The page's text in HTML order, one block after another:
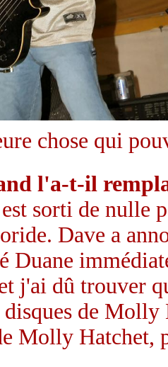
chose qui
l'a-t-il
sorti de nulle
Dave a
Duane
j'ai dû trouver
disques de
Molly Hatchet,